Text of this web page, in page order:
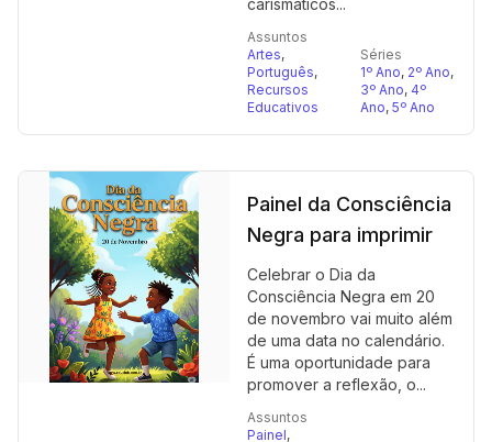
carismáticos...
Assuntos
Artes,
Português,
Recursos
Educativos
Séries
1º Ano, 2º Ano,
3º Ano, 4º
Ano, 5º Ano
Painel da Consciência
Negra para imprimir
Celebrar o Dia da
Consciência Negra em 20
de novembro vai muito além
de uma data no calendário.
É uma oportunidade para
promover a reflexão, o...
Assuntos
Painel,